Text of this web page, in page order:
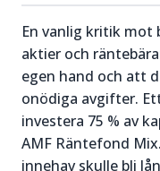
En vanlig kritik mot
aktier och
egen hand och att
onödiga avgifter.
investera 75 % av
AMF Räntefond
innehav skulle bli